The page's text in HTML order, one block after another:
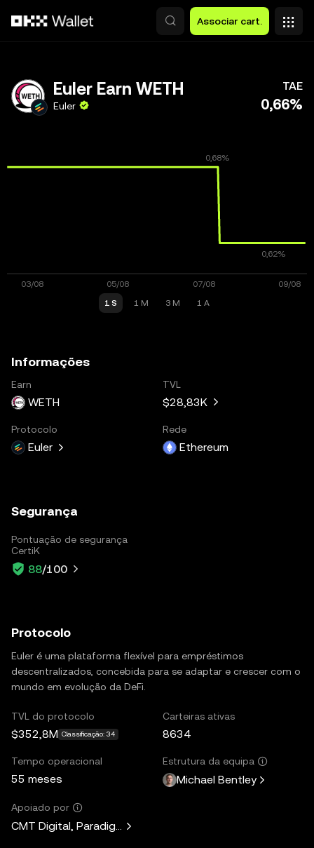
Associar cart.
Euler Earn WETH
Euler
TAE
0,66%
1 S 1 M 3 M 1 A
Informações
Earn
WETH
TVL
$28,83K
Protocolo
Euler
Rede
Ethereum
Segurança
Pontuação de segurança
CertiK
88/100
Protocolo
Euler é uma plataforma flexível para empréstimos
descentralizados, concebida para se adaptar e crescer com o
mundo em evolução da DeFi.
TVL do protocolo
$352,8M Classificação: 34
Carteiras ativas
8634
Tempo operacional
55 meses
Estrutura da equipa
Michael Bentley
Apoiado por
CMT Digital, Paradigm, Lemniscap, Kain Warwick, Hasu,